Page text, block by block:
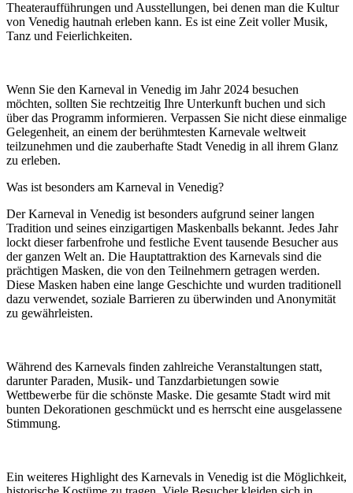
Theateraufführungen und Ausstellungen, bei denen man die Kultur
von Venedig hautnah erleben kann. Es ist eine Zeit voller Musik,
Tanz und Feierlichkeiten.
Wenn Sie den Karneval in Venedig im Jahr 2024 besuchen
möchten, sollten Sie rechtzeitig Ihre Unterkunft buchen und sich
über das Programm informieren. Verpassen Sie nicht diese einmalige
Gelegenheit, an einem der berühmtesten Karnevale weltweit
teilzunehmen und die zauberhafte Stadt Venedig in all ihrem Glanz
zu erleben.
Was ist besonders am Karneval in Venedig?
Der Karneval in Venedig ist besonders aufgrund seiner langen
Tradition und seines einzigartigen Maskenballs bekannt. Jedes Jahr
lockt dieser farbenfrohe und festliche Event tausende Besucher aus
der ganzen Welt an. Die Hauptattraktion des Karnevals sind die
prächtigen Masken, die von den Teilnehmern getragen werden.
Diese Masken haben eine lange Geschichte und wurden traditionell
dazu verwendet, soziale Barrieren zu überwinden und Anonymität
zu gewährleisten.
Während des Karnevals finden zahlreiche Veranstaltungen statt,
darunter Paraden, Musik- und Tanzdarbietungen sowie
Wettbewerbe für die schönste Maske. Die gesamte Stadt wird mit
bunten Dekorationen geschmückt und es herrscht eine ausgelassene
Stimmung.
Ein weiteres Highlight des Karnevals in Venedig ist die Möglichkeit,